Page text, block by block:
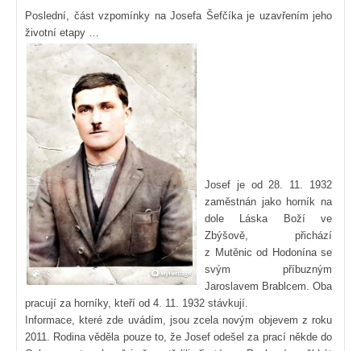
Poslední, část vzpomínky na Josefa Šefčíka je uzavřením jeho
životní etapy …
Josef je od 28. 11. 1932
zaměstnán jako horník na
dole Láska Boží ve
Zbýšově, přichází
z Mutěnic od Hodonína se
svým příbuzným
Jaroslavem Brablcem. Oba
pracují za horníky, kteří od 4. 11. 1932 stávkují.
Informace, které zde uvádím, jsou zcela novým objevem z roku
2011. Rodina věděla pouze to, že Josef odešel za prací někde do